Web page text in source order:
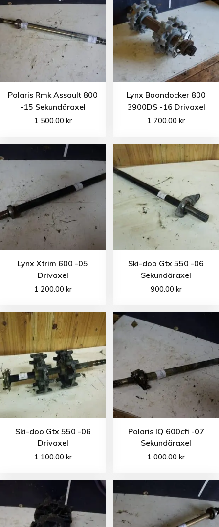
Polaris Rmk Assault 800
-15 Sekundäraxel
1 500.00 kr
Lynx Boondocker 800
3900DS -16 Drivaxel
1 700.00kr
Lynx Xtrim 600 -05
Drivaxel
1 200.00 kr
Ski-doo Gtx 550 -06
Sekundäraxel
900.00 kr
Ski-doo Gtx 550 -06
Drivaxel
1 100.00 kr
Polaris IQ 600cfi -07
Sekundäraxel
1 000.00kr